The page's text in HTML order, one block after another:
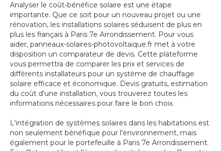
Analyser le coût-bénéfice solaire est une étape
importante. Que ce soit pour un nouveau projet ou une
rénovation, les installations solaires séduisent de plus en
plus les français à Paris 7e Arrondissement. Pour vous
aider, panneaux-solaires-photovoltaique.fr met à votre
disposition un comparateur de devis. Cette plateforme
vous permettra de comparer les prix et services de
différents installateurs pour un système de chauffage
solaire efficace et économique. Devis gratuits, estimation
du coût d'une installation, vous trouverez toutes les
informations nécessaires pour faire le bon choix.
L'intégration de systèmes solaires dans les habitations est
non seulement bénéfique pour l'environnement, mais
également pour le portefeuille à Paris 7e Arrondissement.